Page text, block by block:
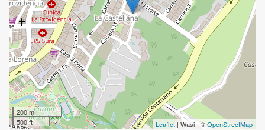
200 m
500 ft
Leaflet | Wasi - ©OpenStreetMap